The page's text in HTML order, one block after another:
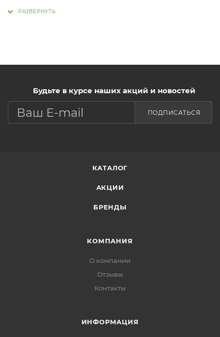
Будьте в курсе наших акций и новостей
ПОДПИСАТЬСЯ
КАТАЛОГ
АКЦИИ
БРЕНДЫ
КОМПАНИЯ
О компании
Отзывы
Контакты
ИНФОРМАЦИЯ